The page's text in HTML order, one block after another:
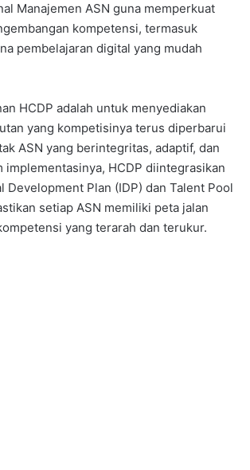
Manajemen ASN guna memperkuat
kompetensi, termasuk
pembelajaran digital yang mudah
HCDP adalah untuk menyediakan
yang kompetisinya terus diperbarui
ASN yang berintegritas, adaptif, dan
implementasinya, HCDP diintegrasikan
Development Plan (IDP) dan Talent Pool
setiap ASN memiliki peta jalan
yang terarah dan terukur.